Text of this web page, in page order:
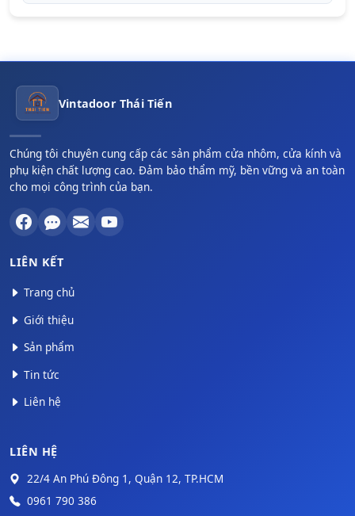
Vintadoor Thái Tiến
Chúng tôi chuyên cung cấp các sản phẩm cửa nhôm, cửa kính và
phụ kiện chất lượng cao. Đảm bảo thẩm mỹ, bền vững và an toàn
cho mọi công trình của bạn.
LIÊN KẾT
Trang chủ
Giới thiệu
Sản phẩm
Tin tức
Liên hệ
LIÊN HỆ
22/4 An Phú Đông 1, Quận 12, TP.HCM
0961 790 386